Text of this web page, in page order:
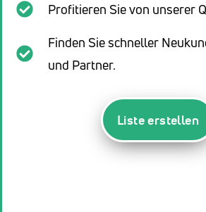
Profitieren Sie von unserer
Finden Sie schneller
und Partner.
Liste erstellen